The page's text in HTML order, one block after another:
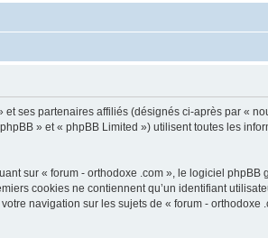
ses partenaires affiliés (désignés ci-après par «
» et « phpBB Limited ») utilisent toutes les
sur « forum - orthodoxe .com », le logiciel
cookies ne contiennent qu’un identifiant
navigation sur les sujets de « forum -